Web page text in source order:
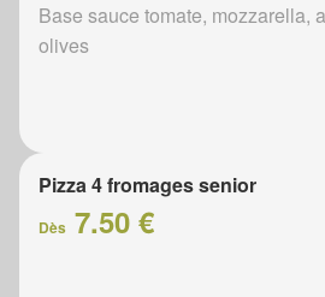
Base sauce tomate, mozzarella,
olives
Pizza 4 fromages senior
Dès 7.50 €